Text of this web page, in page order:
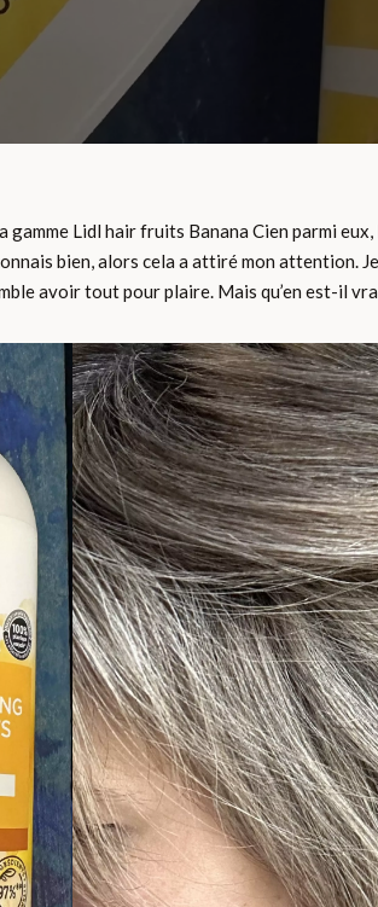
Lidl hair fruits Banana Cien parmi
bien, alors cela a attiré mon attention.
avoir tout pour plaire. Mais qu’en est-il